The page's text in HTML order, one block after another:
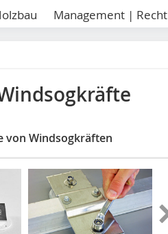
Management | Recht
von Windsogkräften